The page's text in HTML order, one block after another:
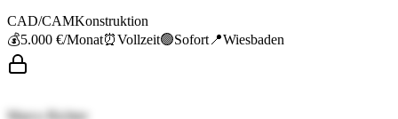
CAD/CAMKonstruktion
💰5.000 €/Monat⏰Vollzeit🟢Sofort 📍Wiesbaden